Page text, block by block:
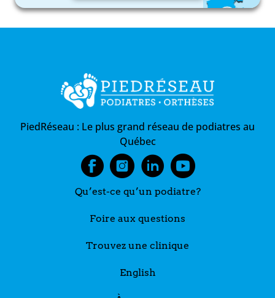
PiedRéseau : Le plus grand réseau de podiatres au
Québec
Qu’est-ce qu’un podiatre?
Foire aux questions
Trouvez une clinique
English